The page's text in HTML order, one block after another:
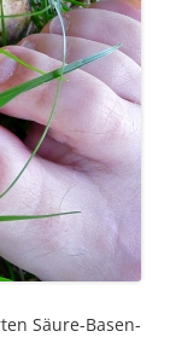
Säure-Basen-